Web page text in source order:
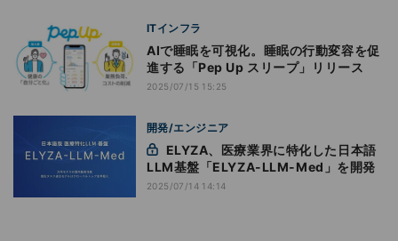
ITインフラ
AIで睡眠を可視化。睡眠の行動変容を促
進する「Pep Up スリープ」リリース
2025/07/15 15:25
開発/エンジニア
LLM基盤「ELYZA-LLM-Med」を開発
2025/07/14 14:14